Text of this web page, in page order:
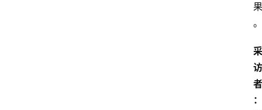
果
。
采
访
者
：